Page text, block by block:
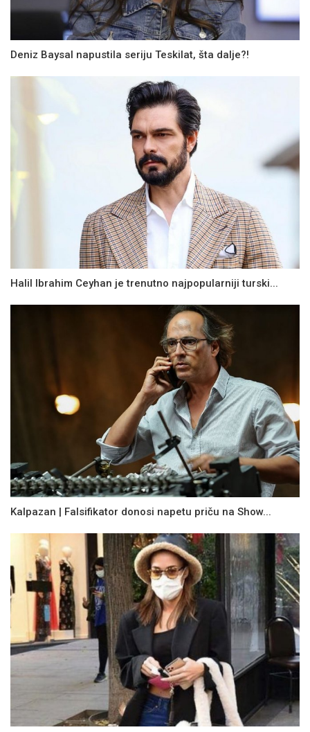
Deniz Baysal napustila seriju Teskilat, šta dalje?!
Halil Ibrahim Ceyhan je trenutno najpopularniji turski...
Kalpazan | Falsifikator donosi napetu priču na Show...